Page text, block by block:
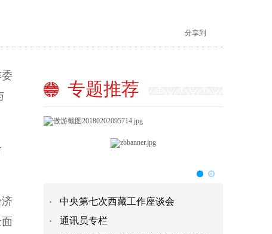
分享到
专题推荐
中央第七次西藏工作座谈会
通讯员专栏